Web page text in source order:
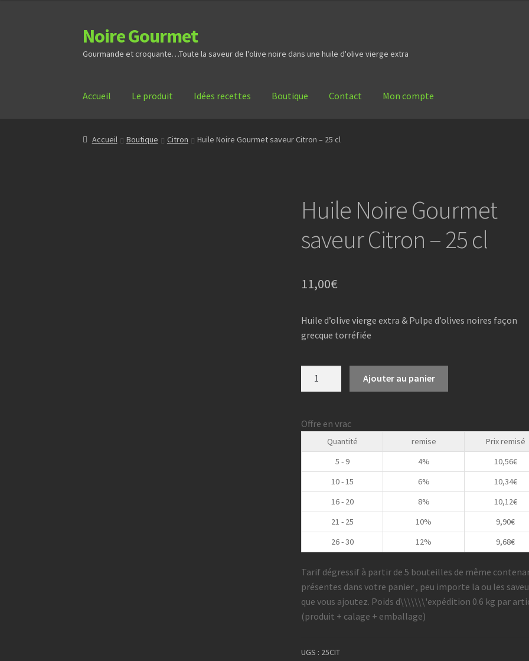
Aller
à
la
Aller
au
contenu
Noire Gourmet
Gourmande et croquante…Toute la saveur de l'olive noire dans une huile d'olive vierge extra
Accueil Le produit Idées recettes Boutique Contact Mon compte
Accueil Boutique Citron Huile Noire Gourmet saveur Citron – 25 cl
Huile Noire Gourmet
saveur Citron – 25 cl
11,00€
Huile d’olive vierge extra & Pulpe d’olives noires façon
grecque torréfiée
Gourmet
-
25
Ajouter au panier
Offre en vrac
Quantité remise
Prix remisé
5 - 9
4% 10,56€
10 - 15
6% 10,34€
16 - 20
8% 10,12€
21 - 25
10% 9,90€
26 - 30
12% 9,68€
Tarif dégressif à partir de 5 bouteilles de même
présentes dans votre panier , peu importe la ou les
que vous ajoutez. Poids d\\\\\\\'expédition 0.6 kg par
(produit + calage + emballage)
UGS : 25CIT